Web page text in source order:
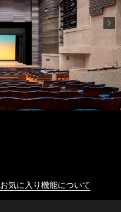
お気に入り機能について